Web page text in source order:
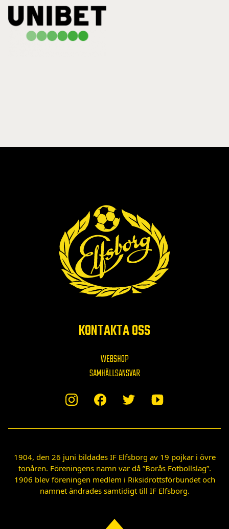
KONTAKTA OSS
WEBSHOP
SAMHÄLLSANSVAR
1904, den 26 juni bildades IF Elfsborg av 19 pojkar i övre
tonåren. Föreningens namn var då ”Borås Fotbollslag”.
1906 blev föreningen medlem i Riksidrottsförbundet och
namnet ändrades samtidigt till IF Elfsborg.